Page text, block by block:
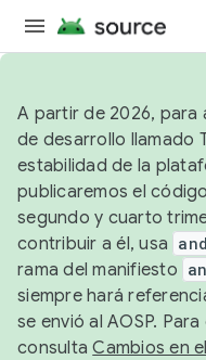
A partir de 2026, para
de desarrollo llamado
estabilidad de la
publicaremos el
segundo y cuarto
contribuir a él, usa
rama del manifiesto
siempre hará
se envió al AOSP.
consultaCambios en